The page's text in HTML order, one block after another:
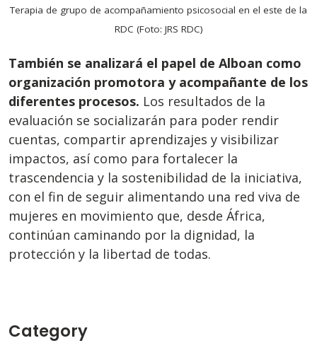
Terapia de grupo de acompañamiento psicosocial en el este de la
RDC (Foto: JRS RDC)
También se analizará el papel de Alboan como
organización promotora y acompañante de los
diferentes procesos. Los resultados de la
evaluación se socializarán para poder rendir
cuentas, compartir aprendizajes y visibilizar
impactos, así como para fortalecer la
trascendencia y la sostenibilidad de la iniciativa,
con el fin de seguir alimentando una red viva de
mujeres en movimiento que, desde África,
continúan caminando por la dignidad, la
protección y la libertad de todas.
Category